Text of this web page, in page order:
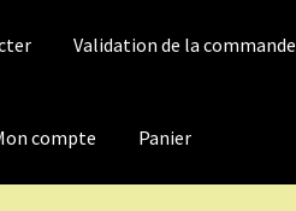
Validation de la commande
compte Panier